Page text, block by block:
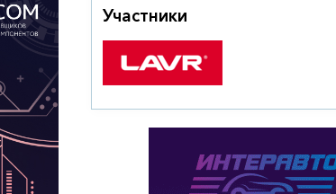
октября
2026,
11:00
Технический
Бесплатно
live.vkvideo.ru/academy
Участники